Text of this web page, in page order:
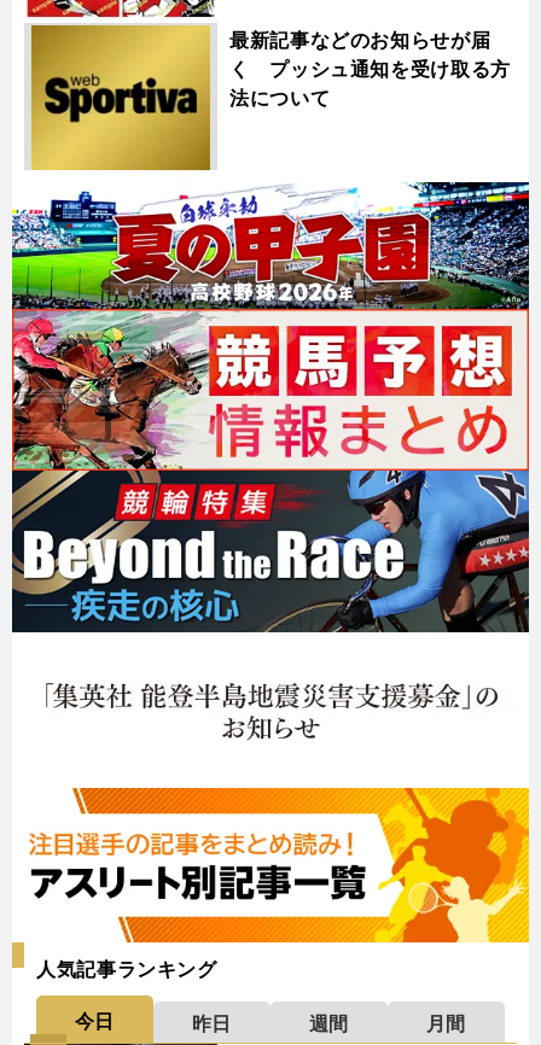
最新記事などのお知らせが届
く プッシュ通知を受け取る方
法について
人気記事ランキング
今日 昨日 週間
月間